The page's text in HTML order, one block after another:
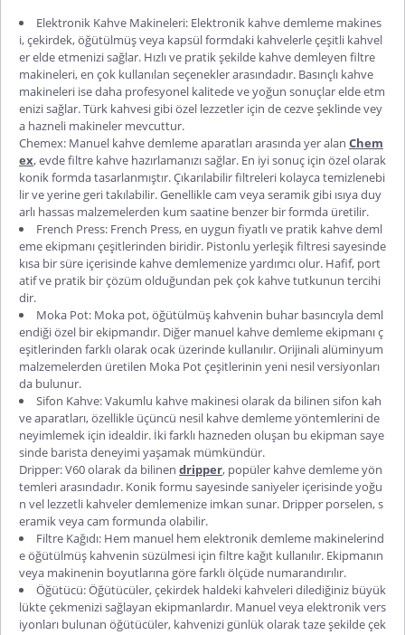
Elektronik Kahve Makineleri: Elektronik kahve demleme makines
i, çekirdek, öğütülmüş veya kapsül formdaki kahvelerle çeşitli kahvel
er elde etmenizi sağlar. Hızlı ve pratik şekilde kahve demleyen filtre
makineleri, en çok kullanılan seçenekler arasındadır. Basınçlı kahve
makineleri ise daha profesyonel kalitede ve yoğun sonuçlar elde etm
enizi sağlar. Türk kahvesi gibi özel lezzetler için de cezve şeklinde vey
a hazneli makineler mevcuttur.
Chemex: Manuel kahve demleme aparatları arasında yer alan Chem
ex, evde filtre kahve hazırlamanızı sağlar. En iyi sonuç için özel olarak
konik formda tasarlanmıştır. Çıkarılabilir filtreleri kolayca temizlenebi
lir ve yerine geri takılabilir. Genellikle cam veya seramik gibi ısıya duy
arlı hassas malzemelerden kum saatine benzer bir formda üretilir.
French Press: French Press, en uygun fiyatlı ve pratik kahve deml
eme ekipmanı çeşitlerinden biridir. Pistonlu yerleşik filtresi sayesinde
kısa bir süre içerisinde kahve demlemenize yardımcı olur. Hafif, port
atif ve pratik bir çözüm olduğundan pek çok kahve tutkunun tercihi
dir.
Moka Pot: Moka pot, öğütülmüş kahvenin buhar basıncıyla deml
endiği özel bir ekipmandır. Diğer manuel kahve demleme ekipmanı ç
eşitlerinden farklı olarak ocak üzerinde kullanılır. Orijinali alüminyum
malzemelerden üretilen Moka Pot çeşitlerinin yeni nesil versiyonları
da bulunur.
Sifon Kahve: Vakumlu kahve makinesi olarak da bilinen sifon kah
ve aparatları, özellikle üçüncü nesil kahve demleme yöntemlerini de
neyimlemek için idealdir. İki farklı hazneden oluşan bu ekipman saye
sinde barista deneyimi yaşamak mümkündür.
Dripper: V60 olarak da bilinen dripper, popüler kahve demleme yön
temleri arasındadır. Konik formu sayesinde saniyeler içerisinde yoğu
n vel lezzetli kahveler demlemenize imkan sunar. Dripper porselen, s
eramik veya cam formunda olabilir.
Filtre Kağıdı: Hem manuel hem elektronik demleme makinelerind
e öğütülmüş kahvenin süzülmesi için filtre kağıt kullanılır. Ekipmanın
veya makinenin boyutlarına göre farklı ölçüde numarandırılır.
Öğütücü: Öğütücüler, çekirdek haldeki kahveleri dilediğiniz büyük
lükte çekmenizi sağlayan ekipmanlardır. Manuel veya elektronik vers
iyonları bulunan öğütücüler, kahvenizi günlük olarak taze şekilde çek